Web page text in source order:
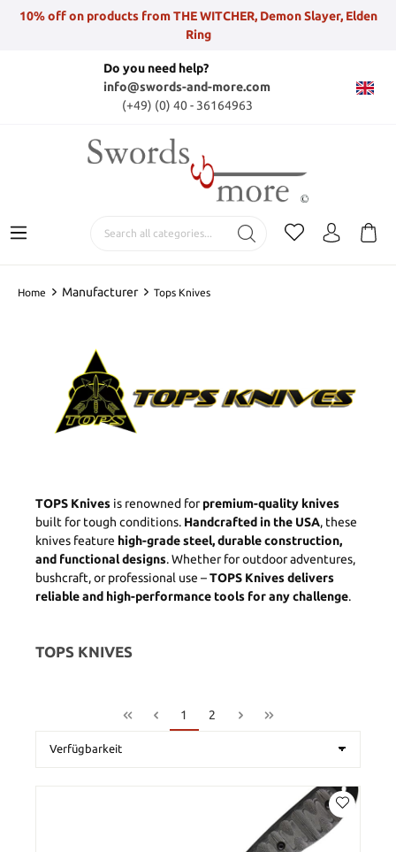
10% off on products from THE WITCHER, Demon Slayer, Elden
Ring
Do you need help?
info@swords-and-more.com
(+49) (0) 40 - 36164963
Home Manufacturer Tops Knives
TOPS Knives is renowned forpremium-quality knives
built for tough conditions. Handcrafted in the USA, these
knives feature high-grade steel, durable construction,
and functional designs. Whether for outdoor adventures,
bushcraft, or professional use –TOPS Knives delivers
reliable and high-performance tools for any challenge.
TOPS KNIVES
1 2